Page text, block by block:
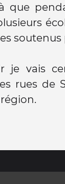
que
soutenus
je vais
rues de